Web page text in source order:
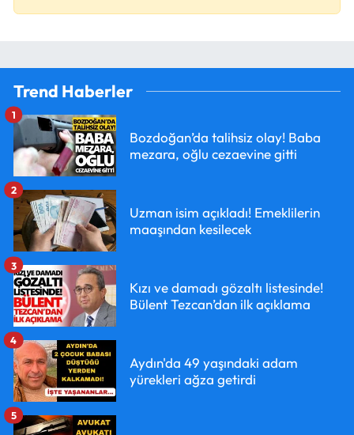
Trend Haberler
Bozdoğan’da talihsiz olay! Baba
mezara, oğlu cezaevine gitti
1
Uzman isim açıkladı! Emeklilerin
maaşından kesilecek
2
Kızı ve damadı gözaltı listesinde!
Bülent Tezcan’dan ilk açıklama
3
Aydın'da 49 yaşındaki adam
yürekleri ağza getirdi
4
5